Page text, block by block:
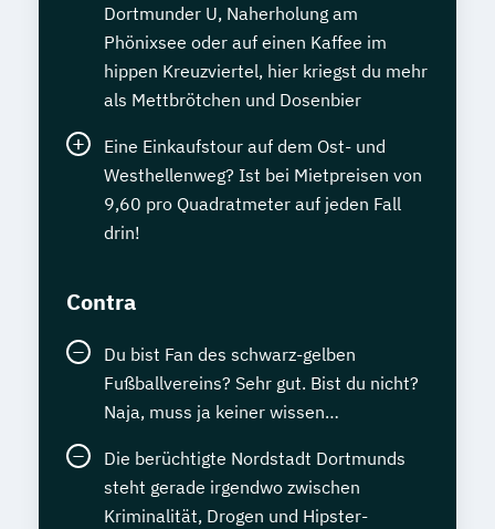
Dortmunder U, Naherholung am
Phönixsee oder auf einen Kaffee im
hippen Kreuzviertel, hier kriegst du mehr
als Mettbrötchen und Dosenbier
Eine Einkaufstour auf dem Ost- und
Westhellenweg? Ist bei Mietpreisen von
9,60 pro Quadratmeter auf jeden Fall
drin!
Contra
Du bist Fan des schwarz-gelben
Fußballvereins? Sehr gut. Bist du nicht?
Naja, muss ja keiner wissen…
Die berüchtigte Nordstadt Dortmunds
steht gerade irgendwo zwischen
Kriminalität, Drogen und Hipster-